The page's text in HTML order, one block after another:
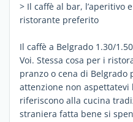
> Il caffè al bar, l’aperitivo
ristorante preferito
Il caffè a Belgrado 1.30/
Voi. Stessa cosa per i
pranzo o cena di Belgrado
attenzione non
riferiscono alla cucina
straniera fatta bene si